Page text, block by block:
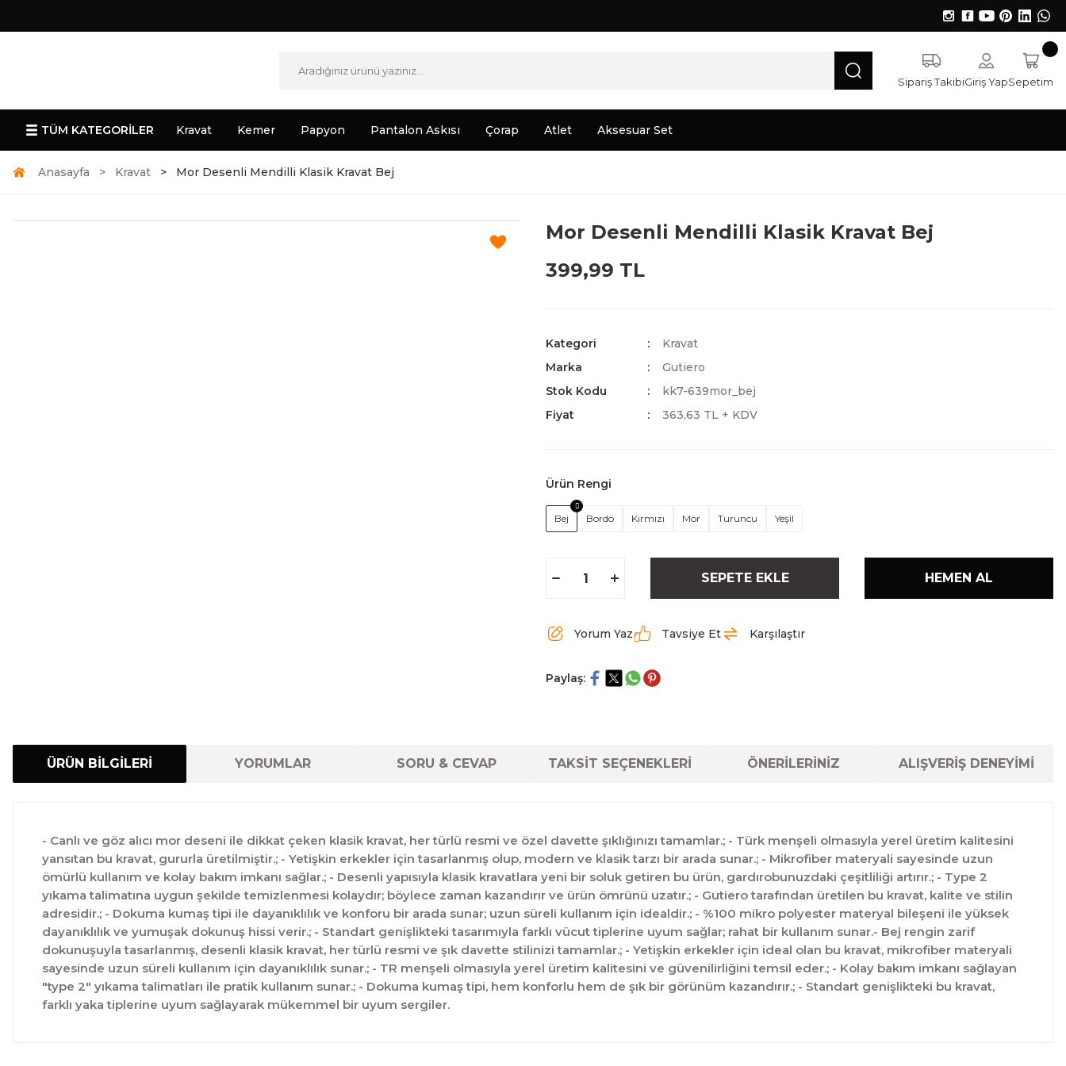
Sipariş TakibiGiriş YapSepetim
TÜM KATEGORİLER Kravat Kemer Papyon Pantalon Askısı Çorap Atlet Aksesuar Set
Anasayfa Kravat Mor Desenli Mendilli Klasik Kravat Bej
Mor Desenli Mendilli Klasik Kravat Bej
399,99 TL
Kategori
Kravat
Marka
Gutiero
Stok Kodu
kk7-639mor_bej
Fiyat
363,63 TL + KDV
Ürün Rengi
Bej Bordo Kırmızı Mor Turuncu Yeşil
SEPETE EKLE HEMEN AL
Yorum Yaz Tavsiye Et Karşılaştır
Paylaş:
ÜRÜN BİLGİLERİ YORUMLAR SORU & CEVAP TAKSİT SEÇENEKLERİ ÖNERİLERİNİZ ALIŞVERİŞ DENEYİMİ
- Canlı ve göz alıcı mor deseni ile dikkat çeken klasik kravat, her türlü resmi ve özel davette şıklığınızı tamamlar.; - Türk menşeli olmasıyla yerel üretim kalitesini
yansıtan bu kravat, gururla üretilmiştir.; - Yetişkin erkekler için tasarlanmış olup, modern ve klasik tarzı bir arada sunar.; - Mikrofiber materyali sayesinde uzun
ömürlü kullanım ve kolay bakım imkanı sağlar.; - Desenli yapısıyla klasik kravatlara yeni bir soluk getiren bu ürün, gardırobunuzdaki çeşitliliği artırır.; - Type 2
yıkama talimatına uygun şekilde temizlenmesi kolaydır; böylece zaman kazandırır ve ürün ömrünü uzatır.; - Gutiero tarafından üretilen bu kravat, kalite ve stilin
adresidir.; - Dokuma kumaş tipi ile dayanıklılık ve konforu bir arada sunar; uzun süreli kullanım için idealdir.; - %100 mikro polyester materyal bileşeni ile yüksek
dayanıklılık ve yumuşak dokunuş hissi verir.; - Standart genişlikteki tasarımıyla farklı vücut tiplerine uyum sağlar; rahat bir kullanım sunar.- Bej rengin zarif
dokunuşuyla tasarlanmış, desenli klasik kravat, her türlü resmi ve şık davette stilinizi tamamlar.; - Yetişkin erkekler için ideal olan bu kravat, mikrofiber materyali
sayesinde uzun süreli kullanım için dayanıklılık sunar.; - TR menşeli olmasıyla yerel üretim kalitesini ve güvenilirliğini temsil eder.; - Kolay bakım imkanı sağlayan
"type 2" yıkama talimatları ile pratik kullanım sunar.; - Dokuma kumaş tipi, hem konforlu hem de şık bir görünüm kazandırır.; - Standart genişlikteki bu kravat,
farklı yaka tiplerine uyum sağlayarak mükemmel bir uyum sergiler.